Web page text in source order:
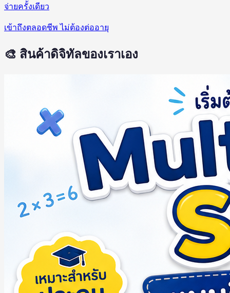
จ่ายครั้งเดียว
เข้าถึงตลอดชีพ ไม่ต้องต่ออายุ
🎨 สินค้าดิจิทัลของเราเอง